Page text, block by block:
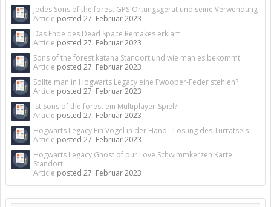
Jedes Sons of the forest GPS-Ortungsgerät und seine Verwendung
Article posted 27. Februar 2023
Das Ende des Dead Space Remakes erklärt
Article posted 27. Februar 2023
Sons of the forest katana Standort und wie man es bekommt
Article posted 27. Februar 2023
Sollte man in Hogwarts Legacy eine Fwooper-Feder stehlen?
Article posted 27. Februar 2023
Ist Sons of the forest ein Multiplayer-Spiel?
Article posted 27. Februar 2023
Hogwarts Legacy Ein Vogel in der Hand - Lösung des Türrätsels
Article posted 27. Februar 2023
Hogwarts Legacy Ghost of our Love Schwimmkerzen Karte
Standort
Article posted 27. Februar 2023